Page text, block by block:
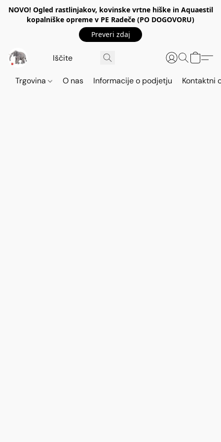
NOVO! Ogled rastlinjakov, kovinske vrtne hiške in Aquaestil
kopalniške opreme v PE Radeče (PO DOGOVORU)
Preveri zdaj
Trgovina O nas Informacije o podjetju Kontaktni